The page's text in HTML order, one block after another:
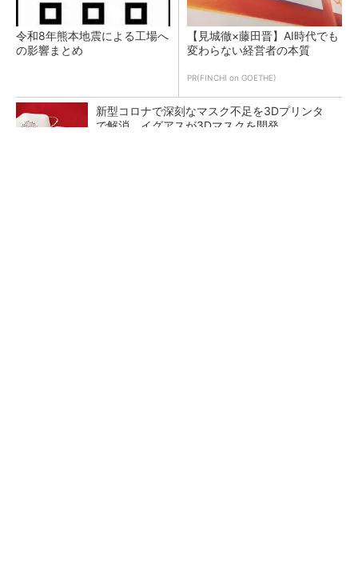
令和8年熊本地震による工場へ
の影響まとめ
【見城徹×藤田晋】AI時代でも
変わらない経営者の本質
PR(FINCHI on GOETHE)
新型コロナで深刻なマスク不足を3Dプリンタ
で解消、イグアスが3Dマスクを開発